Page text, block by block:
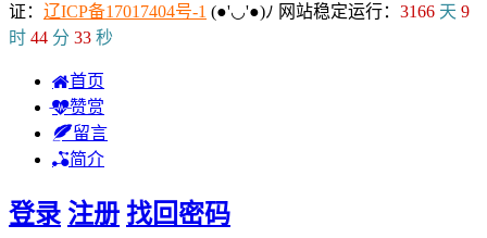
证： 辽ICP备17017404号-1 (●'◡'●)ﾉ 网站稳定运行： 3166 天 9
时 44 分 34 秒
首页
赞赏
留言
简介
登录 注册 找回密码